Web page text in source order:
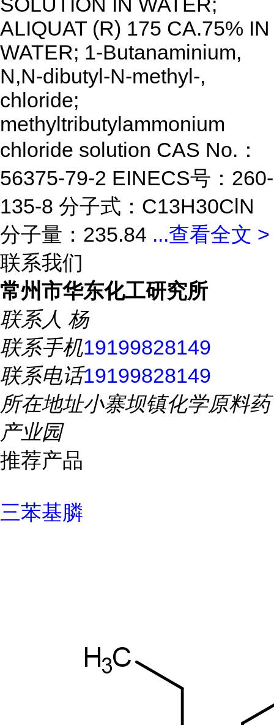
ALIQUAT (R) 175 CA.75% IN
WATER; 1-Butanaminium,
N,N-dibutyl-N-methyl-,
chloride;
methyltributylammonium
chloride solution CAS No.：
56375-79-2 EINECS号：260-
135-8 分子式：C13H30ClN
分子量：235.84 ...查看全文 >
联系我们
常州市华东化工研究所
联系人 杨
联系手机19199828149
联系电话19199828149
所在地址小寨坝镇化学原料药
产业园
推荐产品
三苯基膦